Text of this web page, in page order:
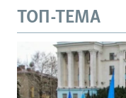
ТОП-ТЕМА